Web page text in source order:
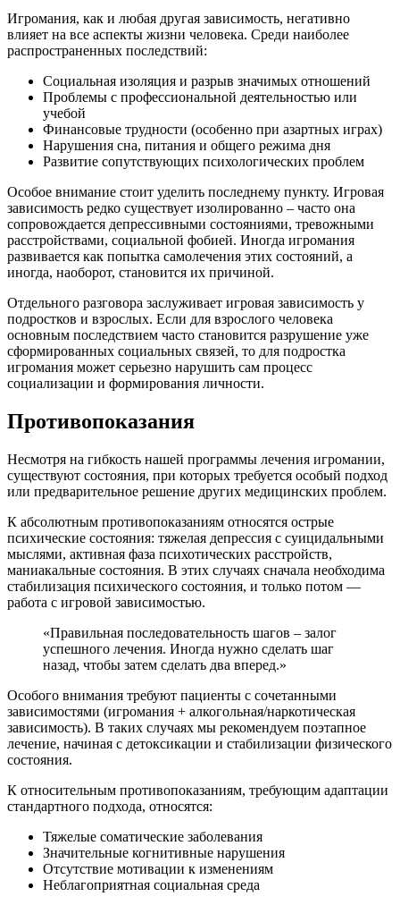
Игромания, как и любая другая зависимость, негативно
влияет на все аспекты жизни человека. Среди наиболее
распространенных последствий:
Социальная изоляция и разрыв значимых отношений
Проблемы с профессиональной деятельностью или
учебой
Финансовые трудности (особенно при азартных играх)
Нарушения сна, питания и общего режима дня
Развитие сопутствующих психологических проблем
Особое внимание стоит уделить последнему пункту. Игровая
зависимость редко существует изолированно – часто она
сопровождается депрессивными состояниями, тревожными
расстройствами, социальной фобией. Иногда игромания
развивается как попытка самолечения этих состояний, а
иногда, наоборот, становится их причиной.
Отдельного разговора заслуживает игровая зависимость у
подростков и взрослых. Если для взрослого человека
основным последствием часто становится разрушение уже
сформированных социальных связей, то для подростка
игромания может серьезно нарушить сам процесс
социализации и формирования личности.
Противопоказания
Несмотря на гибкость нашей программы лечения игромании,
существуют состояния, при которых требуется особый подход
или предварительное решение других медицинских проблем.
К абсолютным противопоказаниям относятся острые
психические состояния: тяжелая депрессия с суицидальными
мыслями, активная фаза психотических расстройств,
маниакальные состояния. В этих случаях сначала необходима
стабилизация психического состояния, и только потом —
работа с игровой зависимостью.
«Правильная последовательность шагов – залог
успешного лечения. Иногда нужно сделать шаг
назад, чтобы затем сделать два вперед.»
Особого внимания требуют пациенты с сочетанными
зависимостями (игромания + алкогольная/наркотическая
зависимость). В таких случаях мы рекомендуем поэтапное
лечение, начиная с детоксикации и стабилизации физического
состояния.
К относительным противопоказаниям, требующим адаптации
стандартного подхода, относятся:
Тяжелые соматические заболевания
Значительные когнитивные нарушения
Отсутствие мотивации к изменениям
Неблагоприятная социальная среда